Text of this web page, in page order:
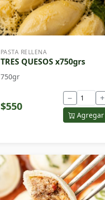
PASTA RELLENA
TRES QUESOS x750grs
750gr
$550
− +
Agregar